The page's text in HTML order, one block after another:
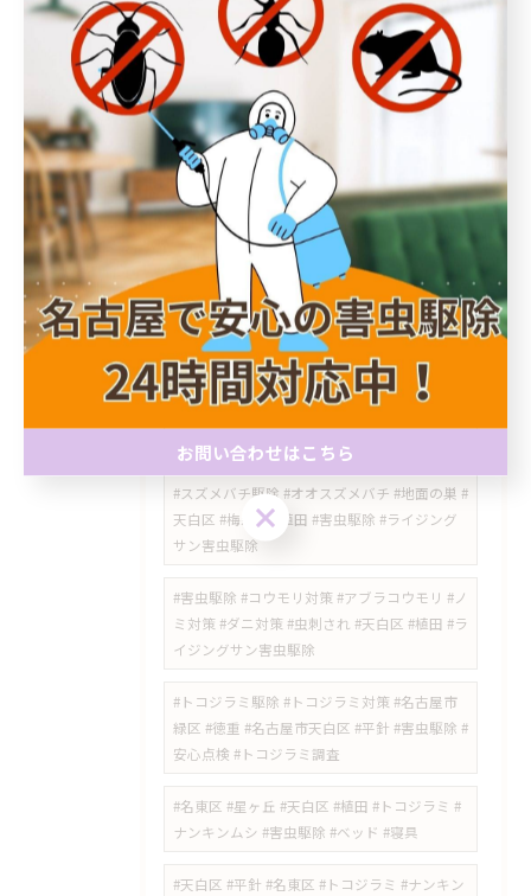
区害虫駆除 #ライジングサン害虫駆除
#徳重 #神沢 #野並 #ノミダニ対策 #ダニ駆除 #
害虫対策 #害獣対策 #名古屋市
#瀬戸市 #シバンムシ #シバンムシ駆除 #害虫
駆除 #害虫対策 #名古屋市 #天白区 #ライジン
グサン害虫駆除 #食品害虫 #愛知県
#トコジラミ #ベッドバグ #害虫駆除 #天白区 #
塩釜口 #名古屋市 #ライジングサン害虫駆除 #
持ち込み対策 #図書館 #害虫対策
​#星ヶ丘 #平針 #千種区 #天白区 #名東区 #トコ
ジラミ #南京虫 #害虫駆除 #ライジングサン害
調査
#スズメバチ駆除 #オオスズメバチ #地面の巣 #
天白区 #梅森台 #植田 #害虫駆除 #ライジング
サン害虫駆除
#害虫駆除 #コウモリ対策 #アブラコウモリ #ノ
ミ対策 #ダニ対策 #虫刺され #天白区 #植田 #ラ
イジングサン害虫駆除
#トコジラミ駆除 #トコジラミ対策 #名古屋市
緑区 #徳重 #名古屋市天白区 #平針 #害虫駆除 #
安心点検 #トコジラミ調査
#名東区 #星ヶ丘 #天白区 #植田 #トコジラミ #
ナンキンムシ #害虫駆除 #ベッド #寝具
#天白区 #平針 #名東区 #トコジラミ #ナンキン
お問い合わせはこちら
お問い合わせはこちら